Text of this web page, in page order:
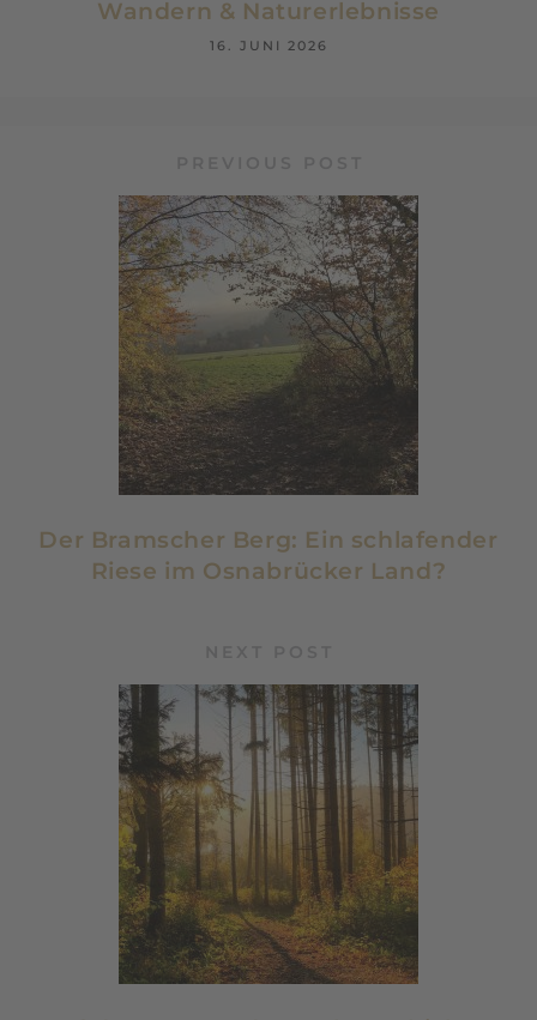
Wandern & Naturerlebnisse
16. JUNI 2026
Der Bramscher Berg: Ein schlafender
Riese im Osnabrücker Land?